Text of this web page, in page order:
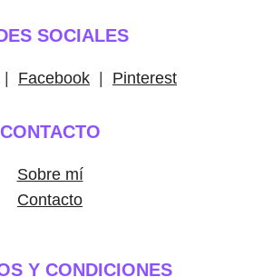
SOCIALES
Facebook Pinterest
CONTACTO
Sobre mí
Contacto
Y CONDICIONES